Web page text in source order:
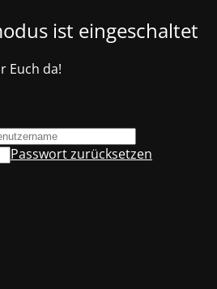
ist eingeschaltet
Euch da!
Passwort zurücksetzen